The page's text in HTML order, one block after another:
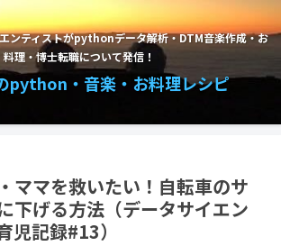
ンティストがpythonデータ解析・DTM音楽作成・お
料理・博士転職について発信！
python・音楽・お料理レシピ
ママを救いたい！自転車のサ
下げる方法（データサイエン
児記録#13）